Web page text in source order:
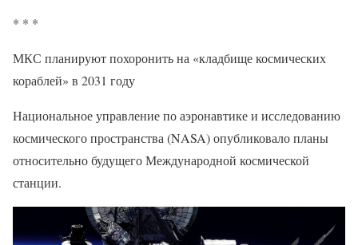
* * *
МКС планируют похоронить на «кладбище космических
кораблей» в 2031 году
Национальное управление по аэронавтике и исследованию
космического пространства (NASA) опубликовало планы
относительно будущего Международной космической
станции.